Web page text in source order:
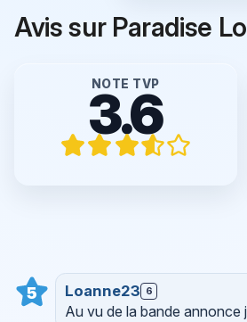
Avis sur Paradise
NOTE TVP
3.6
5 Loanne23 6
Au vu de la bande